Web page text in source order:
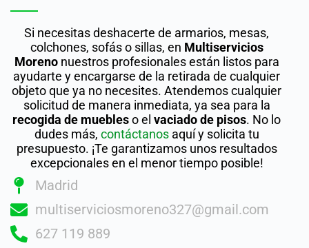
Si necesitas deshacerte de armarios, mesas,
colchones, sofás o sillas, en Multiservicios
Morenonuestros profesionales están listos para
ayudarte y encargarse de la retirada de cualquier
objeto que ya no necesites. Atendemos cualquier
solicitud de manera inmediata, ya sea para la
recogida de muebleso el vaciado de pisos. No lo
dudes más, contáctanosaquí y solicita tu
presupuesto. ¡Te garantizamos unos resultados
excepcionales en el menor tiempo posible!
Madrid
multiserviciosmoreno327@gmail.com
627 119 889